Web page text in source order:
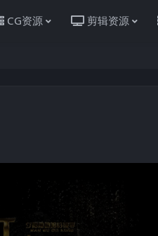
CG资源 剪辑资源